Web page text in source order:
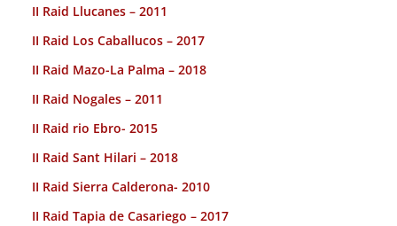
II Raid Llucanes – 2011
II Raid Los Caballucos – 2017
II Raid Mazo-La Palma – 2018
II Raid Nogales – 2011
II Raid rio Ebro- 2015
II Raid Sant Hilari – 2018
II Raid Sierra Calderona- 2010
II Raid Tapia de Casariego – 2017